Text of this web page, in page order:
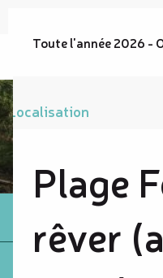
Toute l'année 2026 -
Localisation
Plage
rêver